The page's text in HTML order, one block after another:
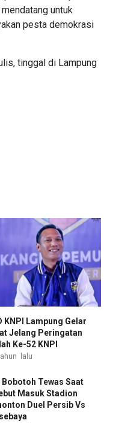
untuk
pesta demokrasi
tinggal di Lampung
KNPI Lampung Gelar
Jelang Peringatan
Ke-52 KNPI
lalu
Bobotoh Tewas Saat
Masuk Stadion
Duel Persib Vs